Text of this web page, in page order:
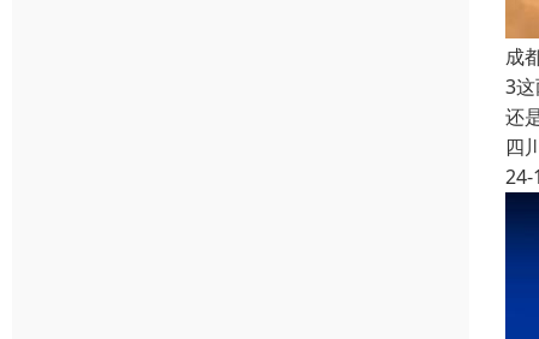
成
3
还
四
24-